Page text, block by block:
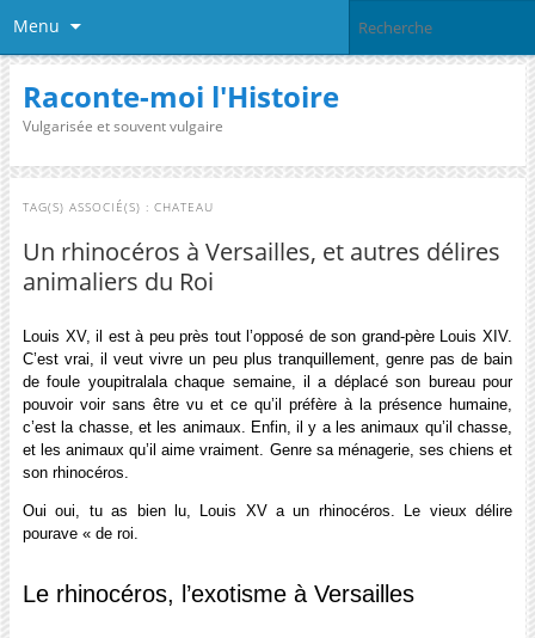
Menu
Raconte-moi l'Histoire
Vulgarisée et souvent vulgaire
TAG(S) ASSOCIÉ(S) : CHATEAU
Un rhinocéros à Versailles, et autres délires
animaliers du Roi
Louis XV, il est à peu près tout l’opposé de son grand-père Louis XIV.
C’est vrai, il veut vivre un peu plus tranquillement, genre pas de bain
de foule youpitralala chaque semaine, il a déplacé son bureau pour
pouvoir voir sans être vu et ce qu’il préfère à la présence humaine,
c’est la chasse, et les animaux. Enfin, il y a les animaux qu’il chasse,
et les animaux qu’il aime vraiment. Genre sa ménagerie, ses chiens et
son rhinocéros.
Oui oui, tu as bien lu, Louis XV a un rhinocéros. Le vieux délire
pourave « de roi.
Le rhinocéros, l’exotisme à Versailles